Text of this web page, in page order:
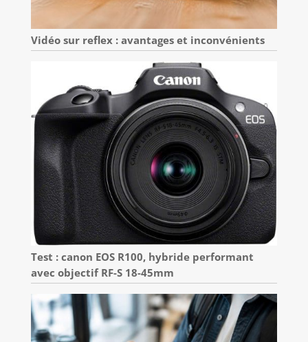
Vidéo sur reflex : avantages et inconvénients
Test : canon EOS R100, hybride performant
avec objectif RF-S 18-45mm